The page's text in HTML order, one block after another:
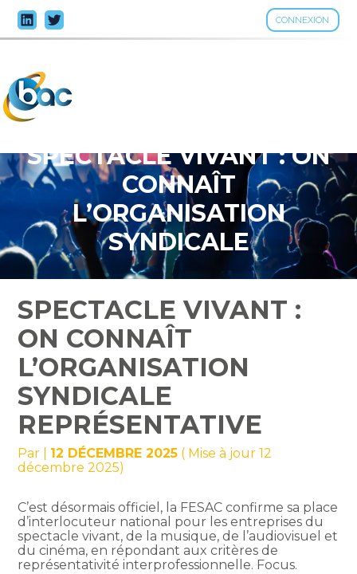
CONNEXION
Aller
au
SPECTACLE VIVANT : ON
CONNAÎT
L’ORGANISATION
SYNDICALE
REPRÉSENTATIVE
SPECTACLE VIVANT :
ON CONNAÎT
L’ORGANISATION
SYNDICALE
REPRÉSENTATIVE
Par 12 DÉCEMBRE 2025 ( Mise à jour 12
décembre 2025)
C’est désormais officiel, la FESAC confirme sa place
d’interlocuteur national pour les entreprises du
spectacle vivant, de la musique, de l’audiovisuel et
du cinéma, en répondant aux critères de
représentativité interprofessionnelle. Focus.